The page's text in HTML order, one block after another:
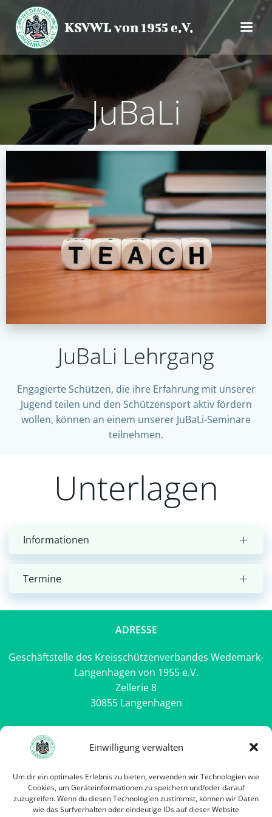
Einwilligung verwalten
Um dir ein optimales Erlebnis zu bieten, verwenden wir Technologien wie
Cookies, um Geräteinformationen zu speichern und/oder darauf
zuzugreifen. Wenn du diesen Technologien zustimmst, können wir Daten
wie das Surfverhalten oder eindeutige IDs auf dieser Website
Inhalt
springen
KSVWL von 1955 e.V.
JuBaLi
JuBaLi Lehrgang
Engagierte Schützen, die ihre Erfahrung mit unserer
Jugend teilen und den Schützensport aktiv fördern
wollen, können an einem unserer JuBaLi-Seminare
teilnehmen.
Unterlagen
Informationen
Termine
ADRESSE
Geschäftstelle des Kreisschützenverbandes Wedemark-
Langenhagen von 1955 e.V.
Zellerie 8
30855 Langenhagen
Rechtliches
Datenschutzerklärung
Cookie-Richtlinie (EU)